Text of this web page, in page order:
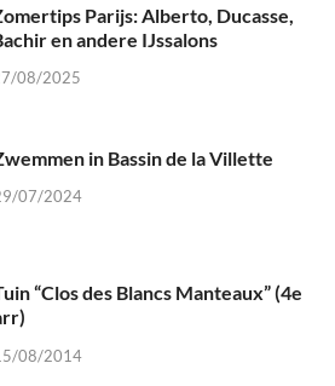
Parijs: Alberto, Ducasse,
en andere IJssalons
08/2025
in Bassin de la Villette
07/2024
“Clos des Blancs Manteaux” (4e
08/2014